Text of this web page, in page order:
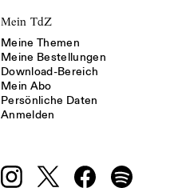
Mein TdZ
Meine Themen
Meine Bestellungen
Download-Bereich
Mein Abo
Persönliche Daten
Anmelden